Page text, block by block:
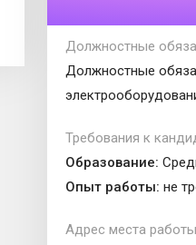
Должностные
Должностные
Требования к
Образование:
Опыт работы: не
Адрес места работы